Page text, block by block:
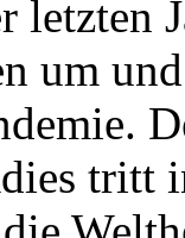
letzten
um
tritt